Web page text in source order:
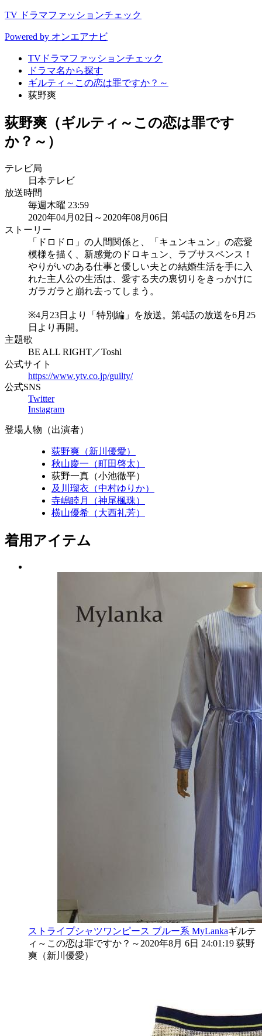
TV ドラマファッションチェック
Powered by オンエアナビ
TVドラマファッションチェック
ドラマ名から探す
ギルティ～この恋は罪ですか？～
荻野爽
荻野爽（ギルティ～この恋は罪です
か？～）
テレビ局
日本テレビ
放送時間
毎週木曜 23:59
2020年04月02日～2020年08月06日
ストーリー
「ドロドロ」の人間関係と、「キュンキュン」の恋愛
模様を描く、新感覚のドロキュン、ラブサスペンス！
やりがいのある仕事と優しい夫との結婚生活を手に入
れた主人公の生活は、愛する夫の裏切りをきっかけに
ガラガラと崩れ去ってしまう。
※4月23日より「特別編」を放送。第4話の放送を6月25
日より再開。
主題歌
BE ALL RIGHT／Toshl
公式サイト
https://www.ytv.co.jp/guilty/
公式SNS
Twitter
Instagram
登場人物（出演者）
荻野爽（新川優愛）
秋山慶一（町田啓太）
荻野一真（小池徹平）
及川瑠衣（中村ゆりか）
寺嶋睦月（神尾楓珠）
横山優希（大西礼芳）
着用アイテム
ストライプシャツワンピース ブルー系 MyLankaギルテ
ィ～この恋は罪ですか？～ 2020年8月 6日 24:01:19 荻野
爽（新川優愛）